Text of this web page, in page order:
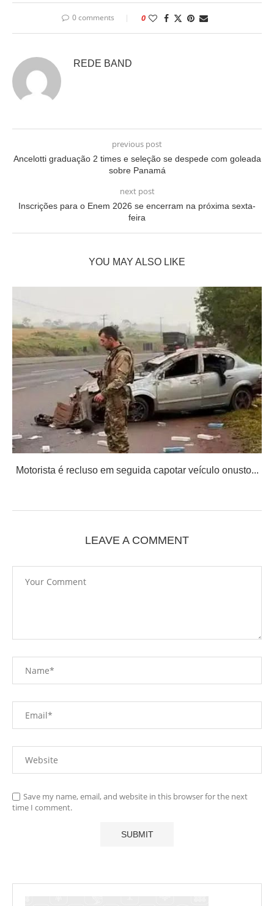
0 comments 0
REDE BAND
previous post
Ancelotti graduação 2 times e seleção se despede com goleada
sobre Panamá
next post
Inscrições para o Enem 2026 se encerram na próxima sexta-
feira
YOU MAY ALSO LIKE
Motorista é recluso em seguida capotar veículo onusto...
LEAVE A COMMENT
Save my name, email, and website in this browser for the next
time I comment.